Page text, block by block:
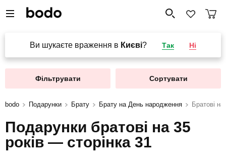
Ви шукаєте враження в Києві? Так Ні
Фільтрувати Сортувати
bodo Подарунки Брату Брату на День народження Братові на
Подарунки братові на 35
років — сторінка 31